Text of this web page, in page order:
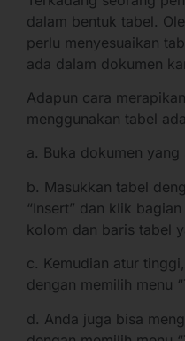
dalam bentuk tabel.
perlu menyesuaikan
ada dalam dokumen
Adapun cara
menggunakan tabel
a. Buka dokumen
b. Masukkan tabel
“Insert” dan klik
kolom dan baris tabel
c. Kemudian atur
dengan memilih menu
d. Anda juga bisa